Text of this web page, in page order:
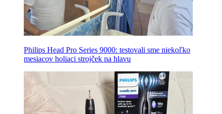
Philips Head Pro Series 9000: testovali sme niekoľko
mesiacov holiaci strojček na hlavu